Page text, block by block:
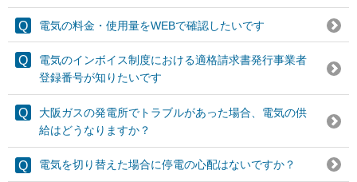
電気の料金・使用量をWEBで確認したいです
電気のインボイス制度における適格請求書発行事業者
登録番号が知りたいです
大阪ガスの発電所でトラブルがあった場合、電気の供
給はどうなりますか？
電気を切り替えた場合に停電の心配はないですか？